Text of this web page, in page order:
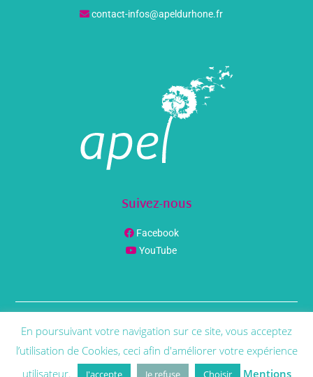
contact-infos@apeldurhone.fr
Suivez-nous
Facebook
YouTube
© CopyrightPhenix Info2021 | Tous Droit Réservés | Mentions
Légales
En poursuivant votre navigation sur ce site, vous acceptez
l’utilisation de Cookies, ceci afin d'améliorer votre expérience
utilisateur.
Mentions